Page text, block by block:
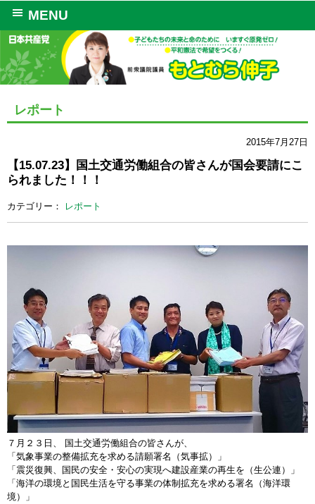
MENU
レポート
2015年7月27日
【15.07.23】国土交通労働組合の皆さんが国会要請にこ
られました！！！
カテゴリー： レポート
７月２３日、 国土交通労働組合の皆さんが、
「気象事業の整備拡充を求める請願署名（気事拡）」
「震災復興、国民の安全・安心の実現へ建設産業の再生を（生公連）」
「海洋の環境と国民生活を守る事業の体制拡充を求める署名（海洋環
境）」